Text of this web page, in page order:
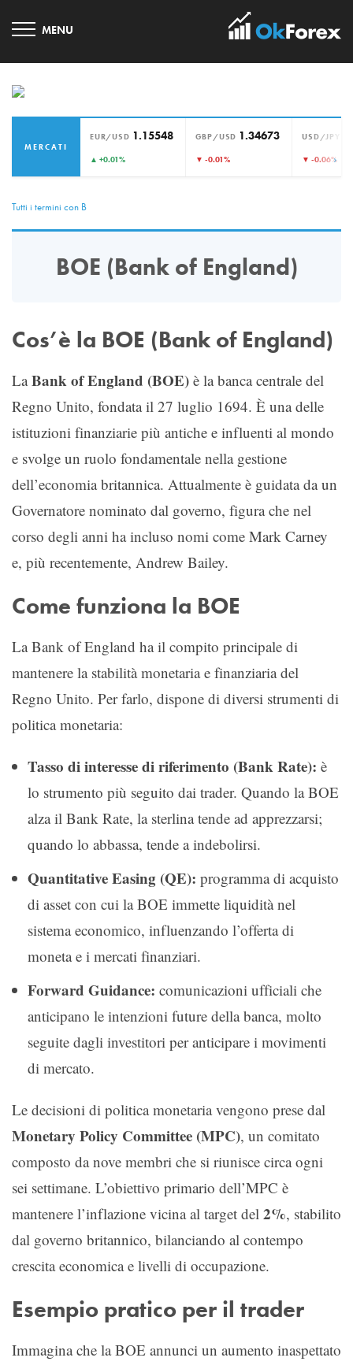
MERCATI
EUR/USD 1.15548
▲ +0.01%
GBP/USD 1.34673
▼ -0.01%
USD/JPY
▼ -0.06%
›
Tutti i termini con B
BOE (Bank of England)
Cos’è la BOE (Bank of England)
LaBank of England (BOE) è la banca centrale del
Regno Unito, fondata il 27 luglio 1694. È una delle
istituzioni finanziarie più antiche e influenti al mondo
e svolge un ruolo fondamentale nella gestione
dell’economia britannica. Attualmente è guidata da un
Governatore nominato dal governo, figura che nel
corso degli anni ha incluso nomi come Mark Carney
e, più recentemente, Andrew Bailey.
Come funziona la BOE
La Bank of England ha il compito principale di
mantenere la stabilità monetaria e finanziaria del
Regno Unito. Per farlo, dispone di diversi strumenti di
politica monetaria:
Tasso di interesse di riferimento (Bank Rate): è
lo strumento più seguito dai trader. Quando la BOE
alza il Bank Rate, la sterlina tende ad apprezzarsi;
quando lo abbassa, tende a indebolirsi.
Quantitative Easing (QE): programma di acquisto
di asset con cui la BOE immette liquidità nel
sistema economico, influenzando l’offerta di
moneta e i mercati finanziari.
Forward Guidance: comunicazioni ufficiali che
anticipano le intenzioni future della banca, molto
seguite dagli investitori per anticipare i movimenti
di mercato.
Le decisioni di politica monetaria vengono prese dal
Monetary Policy Committee (MPC), un comitato
composto da nove membri che si riunisce circa ogni
sei settimane. L’obiettivo primario dell’MPC è
mantenere l’inflazione vicina al target del 2%, stabilito
dal governo britannico, bilanciando al contempo
crescita economica e livelli di occupazione.
Esempio pratico per il trader
Immagina che la BOE annunci un aumento inaspettato